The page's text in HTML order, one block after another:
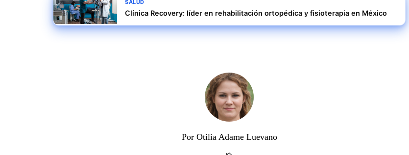
SALUD
Clínica Recovery: líder en rehabilitación ortopédica y fisioterapia en México
Por Otilia Adame Luevano